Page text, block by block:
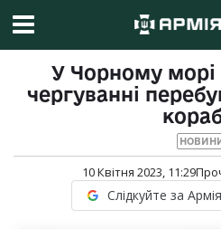
У Чорному
чергуванні
НОВИНИ
10 Квітня 2023, 11:29
Слідкуйте за